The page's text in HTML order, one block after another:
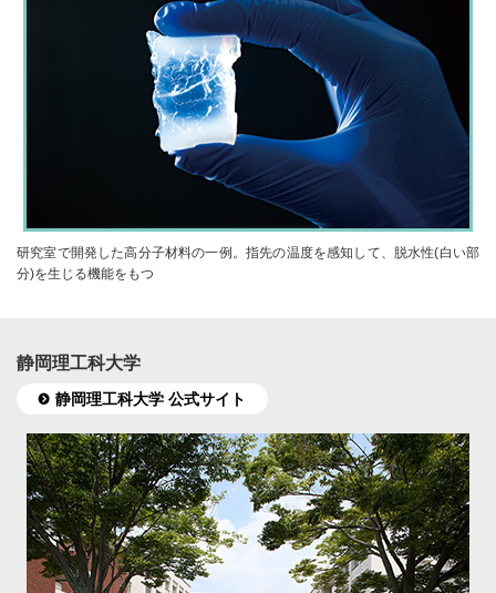
研究室で開発した高分子材料の一例。指先の温度を感知して、脱水性(白い部
分)を生じる機能をもつ
静岡理工科大学
静岡理工科大学 公式サイト